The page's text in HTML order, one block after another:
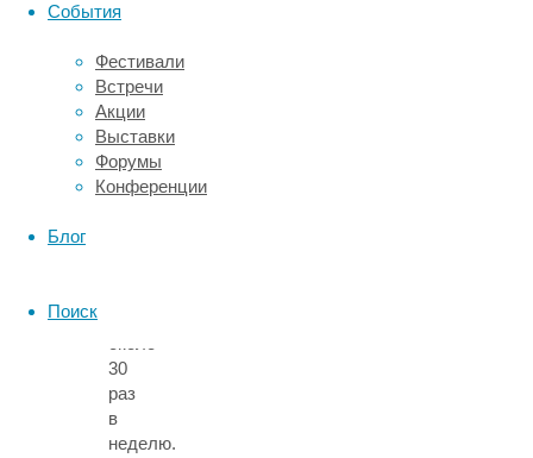
События
Фестивали
Встречи
Акции
Выставки
Форумы
Конференции
Блог
Поиск
что
частоты,
то
в
Фейсбук,
Твиттер,
Инстаграм
30
раз
в
неделю.